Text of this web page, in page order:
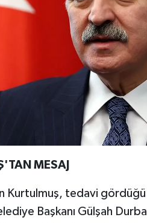
MESAJ
Kurtulmuş, tedavi
Başkanı Gülşah